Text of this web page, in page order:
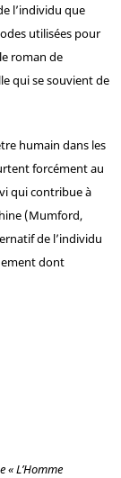
l’individu que
utilisées pour
roman de
qui se souvient de
humain dans les
forcément au
qui contribue à
(Mumford,
de l’individu
dont
« L’Homme